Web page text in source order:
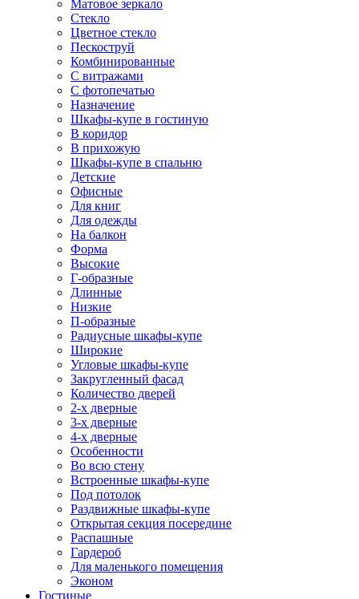
Матовое зеркало
Стекло
Цветное стекло
Пескоструй
Комбинированные
С витражами
С фотопечатью
Назначение
Шкафы-купе в гостиную
В коридор
В прихожую
Шкафы-купе в спальню
Детские
Офисные
Для книг
Для одежды
На балкон
Форма
Высокие
Г-образные
Длинные
Низкие
П-образные
Радиусные шкафы-купе
Широкие
Угловые шкафы-купе
Закругленный фасад
Количество дверей
2-х дверные
3-х дверные
4-х дверные
Особенности
Во всю стену
Встроенные шкафы-купе
Под потолок
Раздвижные шкафы-купе
Открытая секция посередине
Распашные
Гардероб
Для маленького помещения
Эконом
Гостиные